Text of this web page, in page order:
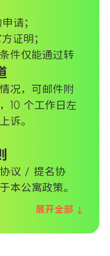
请；
证明；
件仅能通过转
况，可邮件附
10 个工作日左
诉。
议 / 提名协
本公寓政策。
展开全部 ↓